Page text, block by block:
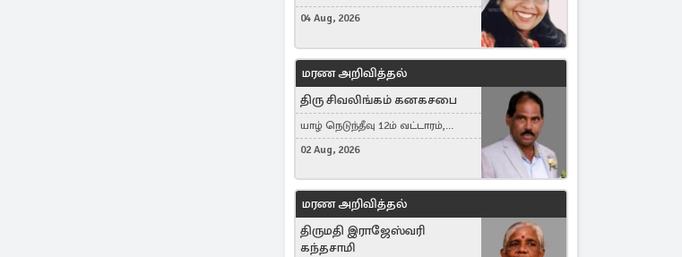
United Kingdom
04 Aug, 2026
மரண அறிவித்தல்
திரு சிவலிங்கம் கனகசபை
யாழ் நெடுந்தீவு 12ம் வட்டாரம்,
Jaffna, நயினாதீவு, London, United
02 Aug, 2026
மரண அறிவித்தல்
திருமதி இராஜேஸ்வரி
கந்தசாமி